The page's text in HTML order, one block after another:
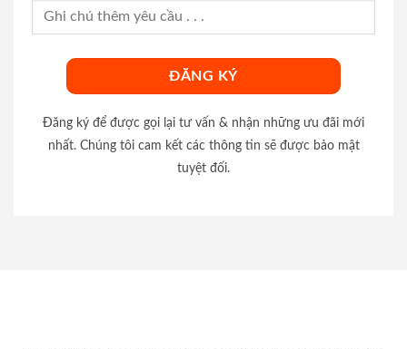
Đăng ký để được gọi lại tư vấn & nhận những ưu đãi mới
nhất. Chúng tôi cam kết các thông tin sẽ được bảo mật
tuyệt đối.